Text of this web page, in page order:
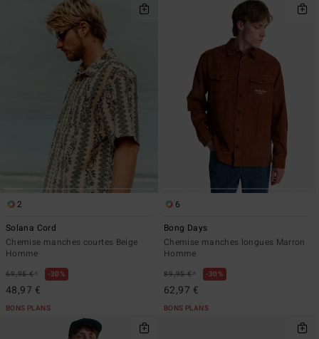
2
Solana Cord
Chemise manches courtes Beige
Homme
69,95 €* 30%
48,97 €
BONS PLANS
6
Bong Days
Chemise manches longues Marron
Homme
89,95 €* 30%
62,97 €
BONS PLANS